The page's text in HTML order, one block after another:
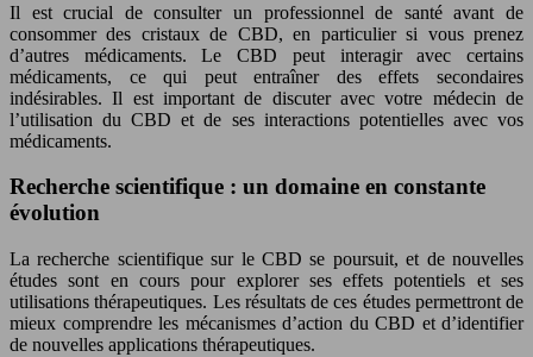
Il est crucial de consulter un professionnel de santé avant de
consommer des cristaux de CBD, en particulier si vous prenez
d’autres médicaments. Le CBD peut interagir avec certains
médicaments, ce qui peut entraîner des effets secondaires
indésirables. Il est important de discuter avec votre médecin de
l’utilisation du CBD et de ses interactions potentielles avec vos
médicaments.
Recherche scientifique : un domaine en constante
évolution
La recherche scientifique sur le CBD se poursuit, et de nouvelles
études sont en cours pour explorer ses effets potentiels et ses
utilisations thérapeutiques. Les résultats de ces études permettront de
mieux comprendre les mécanismes d’action du CBD et d’identifier
de nouvelles applications thérapeutiques.